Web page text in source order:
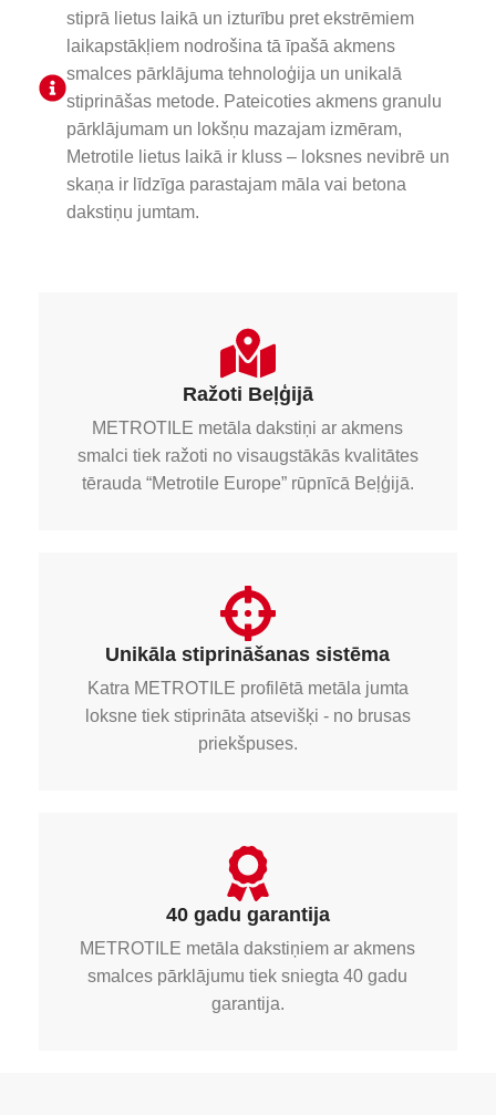
stiprā lietus laikā un izturību pret ekstrēmiem
laikapstākļiem nodrošina tā īpašā akmens
smalces pārklājuma tehnoloģija un unikalā
stiprināšas metode. Pateicoties akmens granulu
pārklājumam un lokšņu mazajam izmēram,
Metrotile lietus laikā ir kluss – loksnes nevibrē un
skaņa ir līdzīga parastajam māla vai betona
dakstiņu jumtam.
Ražoti Beļģijā
METROTILE metāla dakstiņi ar akmens
smalci tiek ražoti no visaugstākās kvalitātes
tērauda “Metrotile Europe” rūpnīcā Beļģijā.
Unikāla stiprināšanas sistēma
Katra METROTILE profilētā metāla jumta
loksne tiek stiprināta atsevišķi - no brusas
priekšpuses.
40 gadu garantija
METROTILE metāla dakstiņiem ar akmens
smalces pārklājumu tiek sniegta 40 gadu
garantija.